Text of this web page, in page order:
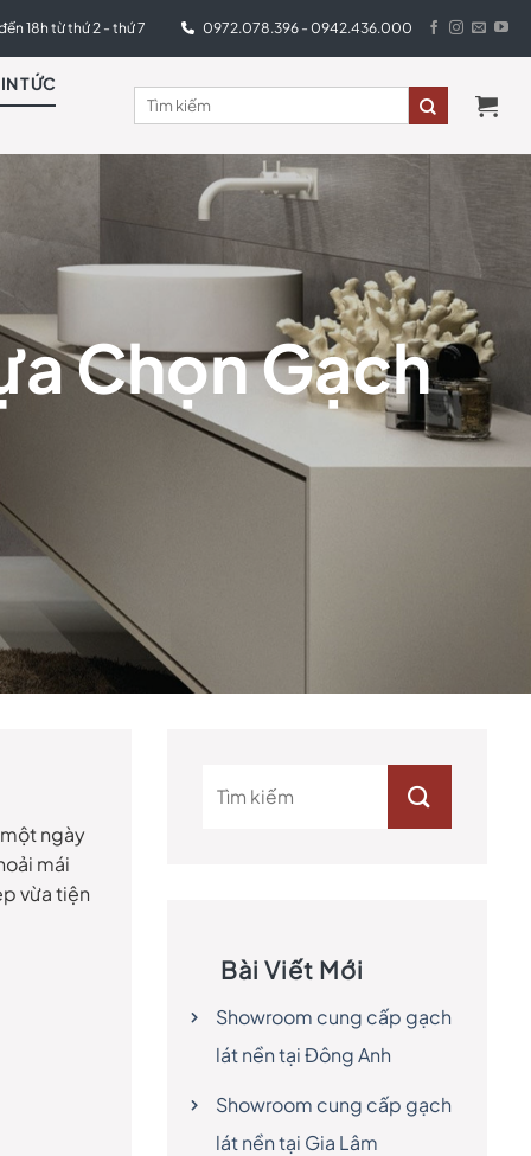
18h từ thứ 2 - thứ 7 0972.078.396 - 0942.436.000
TỨC
Chọn Gạch
ngày
mái
vừa tiện
Bài Viết Mới
Showroom cung cấp gạch
lát nền tại Đông Anh
Showroom cung cấp gạch
lát nền tại Gia Lâm